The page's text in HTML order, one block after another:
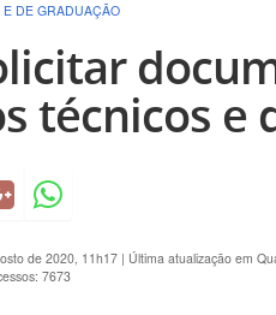
DE GRADUAÇÃO
técnicos e
de 2020, 11h17 | Última atualização em
7673